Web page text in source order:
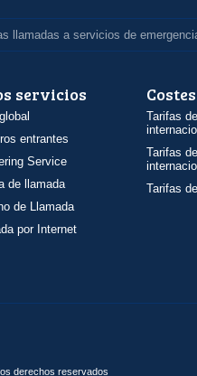
llamadas a servicios de
servicios
entrantes
Service
de llamada
de Llamada
por Internet
Costes
Tarifas
Tarifas
Tarifas
los derechos reservados